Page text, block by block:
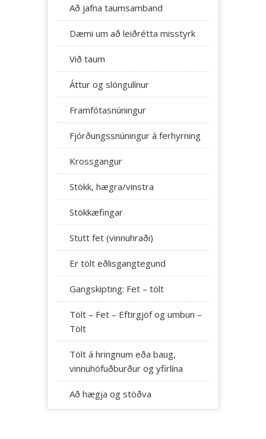
Að jafna taumsamband
Dæmi um að leiðrétta misstyrk
Við taum
Áttur og slöngulínur
Framfótasnúningur
Fjórðungssnúningur á ferhyrning
Krossgangur
Stökk, hægra/vinstra
Stökkæfingar
Stutt fet (vinnuhraði)
Er tölt eðlisgangtegund
Gangskipting: Fet – tölt
Tölt – Fet – Eftirgjöf og umbun –
Tölt
Tölt á hringnum eða baug,
vinnuhöfuðburður og yfirlína
Að hægja og stöðva